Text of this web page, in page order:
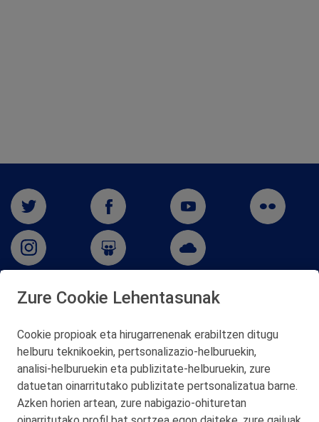
Telf. 946 357 000
© 2026 Petronor S.A.
Zure Cookie Lehentasunak
Cookie propioak eta hirugarrenenak erabiltzen ditugu
helburu teknikoekin, pertsonalizazio‑helburuekin,
analisi‑helburuekin eta publizitate‑helburuekin, zure
datuetan oinarritutako publizitate pertsonalizatua barne.
Azken horien artean, zure nabigazio‑ohituretan